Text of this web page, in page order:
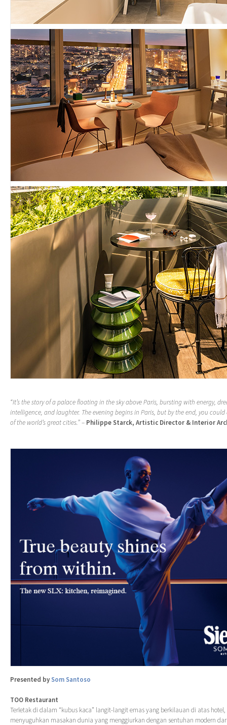
“It’s the story of a palace floating in the sky above Paris, bursting with energy,
intelligence, and laughter. The evening begins in Paris, but by the end, you
of the world’s great cities.”– Philippe Starck, Artistic Director & Interior
Presented by Som Santoso
TOO Restaurant
Terletak di dalam “kubus kaca” langit-langit emas yang berkilauan di atas hotel,
menyuguhkan masakan dunia yang menggiurkan dengan sentuhan modern